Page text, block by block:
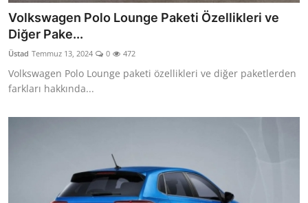
Volkswagen Polo Lounge Paketi Özellikleri ve
Diğer Pake...
Üstad Temmuz 13, 2024 0 472
Volkswagen Polo Lounge paketi özellikleri ve diğer paketlerden
farkları hakkında...